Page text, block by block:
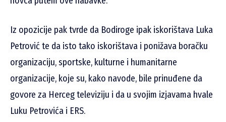
Iz opozicije pak tvrde da Bodiroge ipak iskorištava Luka
Petrović te da isto tako iskorištava i ponižava boračku
organizaciju, sportske, kulturne i humanitarne
organizacije, koje su, kako navode, bile prinuđene da
govore za Herceg televiziju i da u svojim izjavama hvale
Luku Petrovića i ERS.